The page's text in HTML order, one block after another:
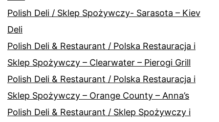
Polish Deli / Sklep Spożywczy- Sarasota – Kiev
Deli
Polish Deli & Restaurant / Polska Restauracja i
Sklep Spożywczy – Clearwater – Pierogi Grill
Polish Deli & Restaurant / Polska Restauracja i
Sklep Spożywczy – Orange County – Anna’s
Polish Deli & Restaurant / Sklep Spożywczy i